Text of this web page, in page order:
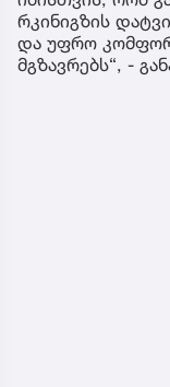
რკინიგზის
და უფრო
მგზავრებს“, -